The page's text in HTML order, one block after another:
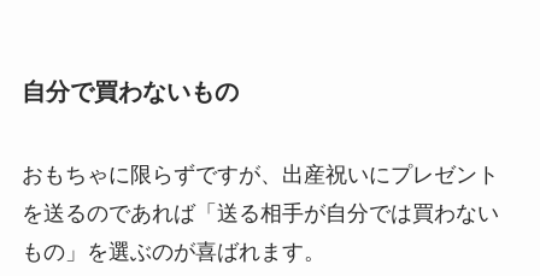
自分で買わないもの
おもちゃに限らずですが、出産祝いにプレゼント
を送るのであれば「送る相手が自分では買わない
もの」を選ぶのが喜ばれます。